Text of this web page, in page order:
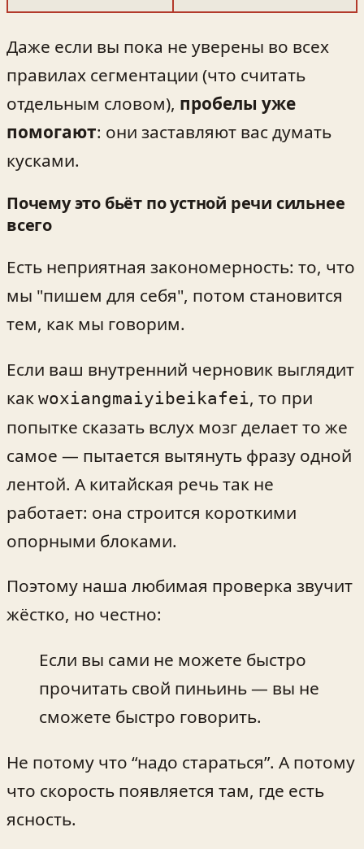
Даже если вы пока не уверены во всех
правилах сегментации (что считать
отдельным словом), пробелы уже
помогают: они заставляют вас думать
кусками.
Почему это бьёт по устной речи сильнее
всего
Есть неприятная закономерность: то, что
мы "пишем для себя", потом становится
тем, как мы говорим.
Если ваш внутренний черновик выглядит
как woxiangmaiyibeikafei, то при
попытке сказать вслух мозг делает то же
самое — пытается вытянуть фразу одной
лентой. А китайская речь так не
работает: она строится короткими
опорными блоками.
Поэтому наша любимая проверка звучит
жёстко, но честно:
Если вы сами не можете быстро
прочитать свой пиньинь — вы не
сможете быстро говорить.
Не потому что “надо стараться”. А потому
что скорость появляется там, где есть
ясность.